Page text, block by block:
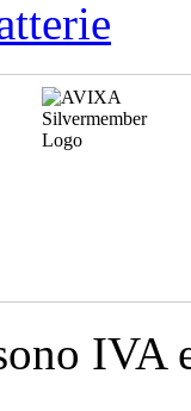
IVA